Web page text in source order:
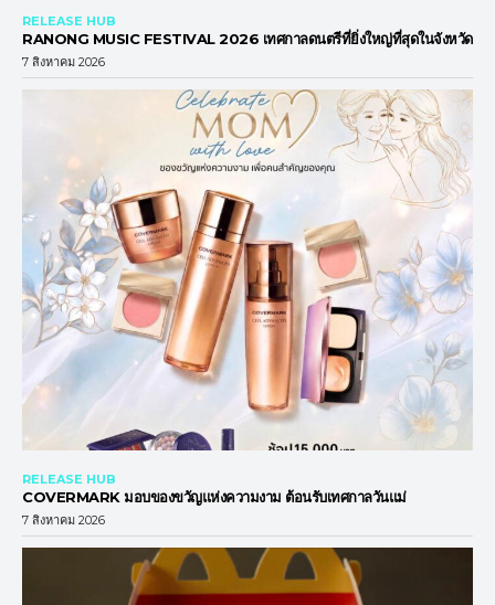
RELEASE HUB
RANONG MUSIC FESTIVAL 2026 เทศกาลดนตรีที่ยิ่งใหญ่ที่สุดในจังหวัด
7 สิงหาคม 2026
RELEASE HUB
COVERMARK มอบของขวัญแห่งความงาม ต้อนรับเทศกาลวันแม่
7 สิงหาคม 2026